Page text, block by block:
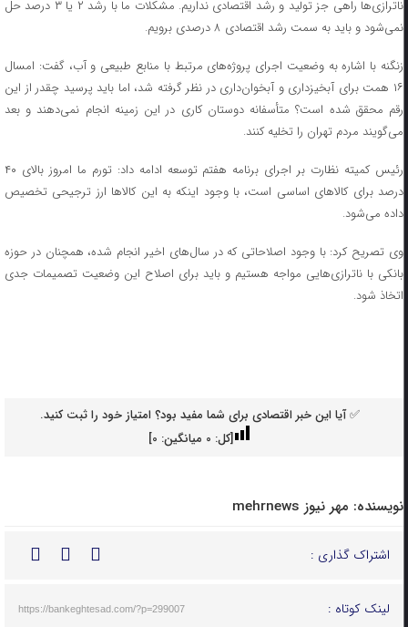
ناترازی‌ها راهی جز تولید و رشد اقتصادی نداریم. مشکلات ما با رشد ۲ یا ۳ درصد حل
نمی‌شود و باید به سمت رشد اقتصادی ۸ درصدی برویم.
زنگنه با اشاره به وضعیت اجرای پروژه‌های مرتبط با منابع طبیعی و آب، گفت: امسال
۱۶ همت برای آبخیزداری و آبخوان‌داری در نظر گرفته شد، اما باید پرسید چقدر از این
رقم محقق شده است؟ متأسفانه دوستان کاری در این زمینه انجام نمی‌دهند و بعد
می‌گویند مردم تهران را تخلیه کنند.
رئیس کمیته نظارت بر اجرای برنامه هفتم توسعه ادامه داد: تورم ما امروز بالای ۴۰
درصد برای کالاهای اساسی است، با وجود اینکه به این کالاها ارز ترجیحی تخصیص
داده می‌شود.
وی تصریح کرد: با وجود اصلاحاتی که در سال‌های اخیر انجام شده، همچنان در حوزه
بانکی با ناترازی‌هایی مواجه هستیم و باید برای اصلاح این وضعیت تصمیمات جدی
اتخاذ شود.
✅ آیا این خبر اقتصادی برای شما مفید بود؟ امتیاز خود را ثبت کنید.
[کل: 0میانگین: 0
]
نویسنده: مهر نیوز mehrnews
اشتراک گذاری :
لینک کوتاه : https://bankeghtesad.com/?p=299007